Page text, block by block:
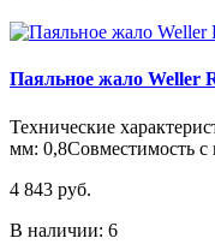
Паяльное жало Weller
Технические
мм: 0,8Совместимость с
4 843 руб.
В наличии: 6